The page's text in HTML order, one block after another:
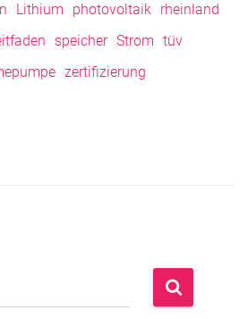
Lithium photovoltaik rheinland
speicher Strom tüv
zertifizierung